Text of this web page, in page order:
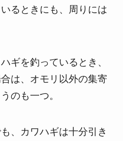
るときにも、周りには
ギを釣っているとき、
は、オモリ以外の集寄
のも一つ。
、カワハギは十分引き